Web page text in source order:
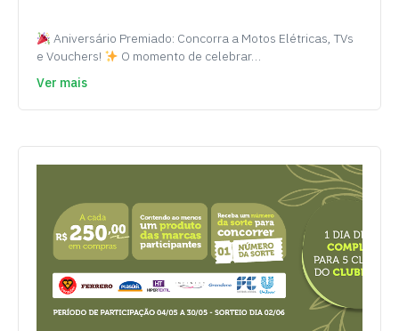
Aniversário Premiado: Concorra a Motos Elétricas, TVs
e Vouchers!
O momento de celebrar…
Ver mais